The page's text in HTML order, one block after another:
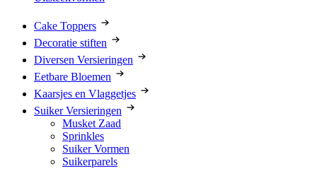
Cake Toppers
Decoratie stiften
Diversen Versieringen
Eetbare Bloemen
Kaarsjes en Vlaggetjes
Suiker Versieringen
Musket Zaad
Sprinkles
Suiker Vormen
Suikerparels